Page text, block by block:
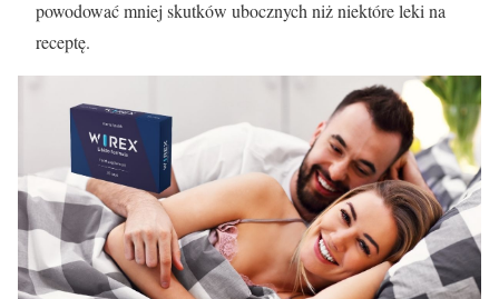
powodować mniej skutków ubocznych niż niektóre leki na
receptę.